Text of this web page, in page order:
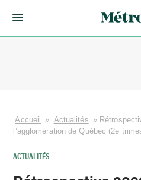
Accueil » Actualités »
l’agglomération de Québec (2e
ACTUALITÉS